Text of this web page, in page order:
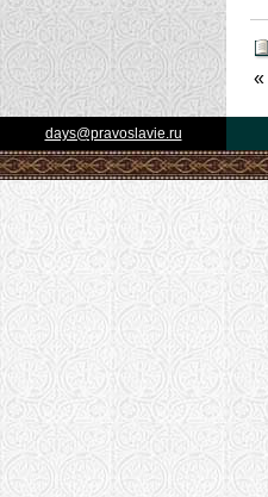
«
days@pravoslavie.ru